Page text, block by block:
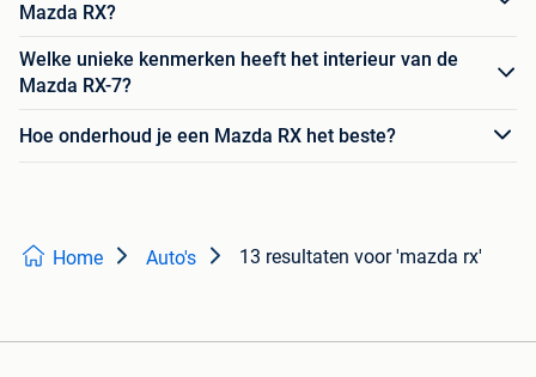
Mazda RX?
Welke unieke kenmerken heeft het interieur van de
Mazda RX-7?
Hoe onderhoud je een Mazda RX het beste?
Home Auto's 13 resultaten voor 'mazda rx'